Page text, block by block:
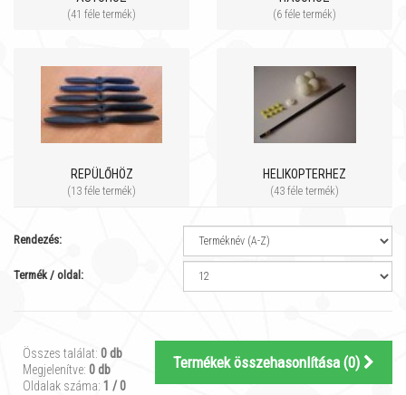
(41 féle termék) (6 féle termék)
REPÜLŐHÖZ
(13 féle termék)
HELIKOPTERHEZ
(43 féle termék)
Rendezés:
Termék / oldal:
Összes találat: 0 db
Megjelenítve: 0 db
Oldalak száma: 1 / 0
Termékek összehasonlítása (0)